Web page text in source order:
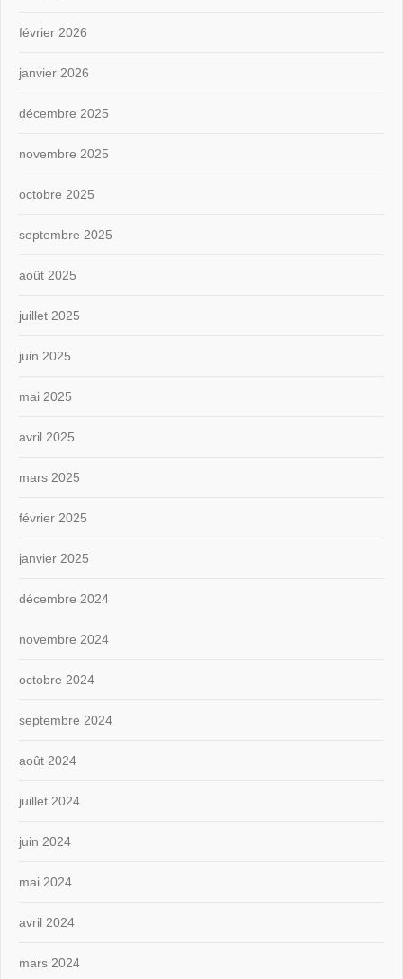
février 2026
janvier 2026
décembre 2025
novembre 2025
octobre 2025
septembre 2025
août 2025
juillet 2025
juin 2025
mai 2025
avril 2025
mars 2025
février 2025
janvier 2025
décembre 2024
novembre 2024
octobre 2024
septembre 2024
août 2024
juillet 2024
juin 2024
mai 2024
avril 2024
mars 2024